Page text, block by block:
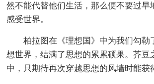
然不能代替他们生活，那么便不要过早
感受世界。
柏拉图在《理想国》中为我们勾勒
想世界，结满了思想的累累硕果。芥豆
中，只期待再次穿越思想的风墙时能获